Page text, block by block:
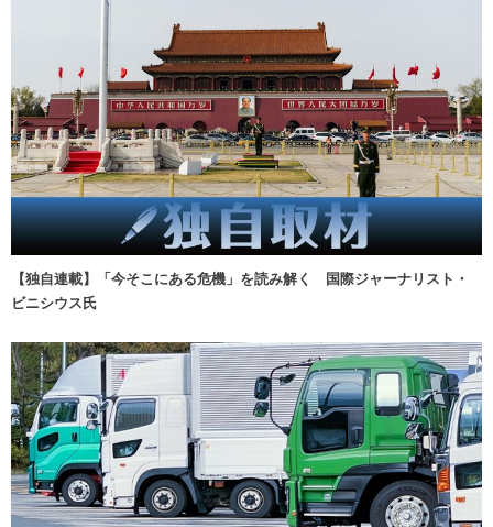
【独自連載】「今そこにある危機」を読み解く 国際ジャーナリスト・
ビニシウス氏